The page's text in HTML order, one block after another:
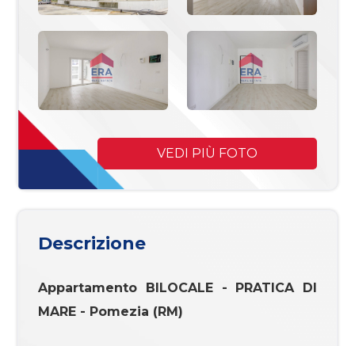
VEDI PIÙ FOTO
Descrizione
Appartamento BILOCALE - PRATICA DI
MARE - Pomezia (RM)
Totale
mq